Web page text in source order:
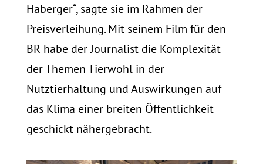
Haberger“, sagte sie im Rahmen der
Preisverleihung. Mit seinem Film für den
BR habe der Journalist die Komplexität
der Themen Tierwohl in der
Nutztierhaltung und Auswirkungen auf
das Klima einer breiten Öffentlichkeit
geschickt nähergebracht.